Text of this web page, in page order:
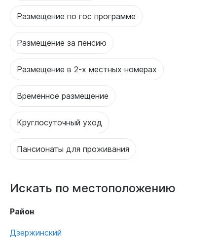
Размещение по гос программе
Размещение за пенсию
Размещение в 2-х местных номерах
Временное размещение
Круглосуточный уход
Пансионаты для проживания
Искать по местоположению
Район
Дзержинский